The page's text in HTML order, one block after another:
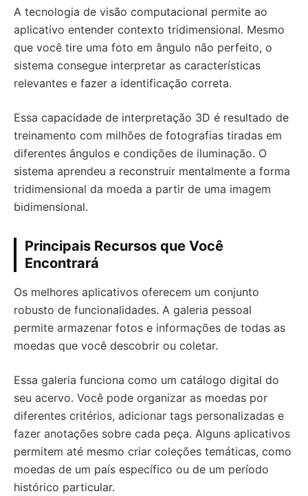
A tecnologia de visão computacional permite ao
aplicativo entender contexto tridimensional. Mesmo
que você tire uma foto em ângulo não perfeito, o
sistema consegue interpretar as características
relevantes e fazer a identificação correta.
Essa capacidade de interpretação 3D é resultado de
treinamento com milhões de fotografias tiradas em
diferentes ângulos e condições de iluminação. O
sistema aprendeu a reconstruir mentalmente a forma
tridimensional da moeda a partir de uma imagem
bidimensional.
Principais Recursos que Você
Encontrará
Os melhores aplicativos oferecem um conjunto
robusto de funcionalidades. A galeria pessoal
permite armazenar fotos e informações de todas as
moedas que você descobrir ou coletar.
Essa galeria funciona como um catálogo digital do
seu acervo. Você pode organizar as moedas por
diferentes critérios, adicionar tags personalizadas e
fazer anotações sobre cada peça. Alguns aplicativos
permitem até mesmo criar coleções temáticas, como
moedas de um país específico ou de um período
histórico particular.